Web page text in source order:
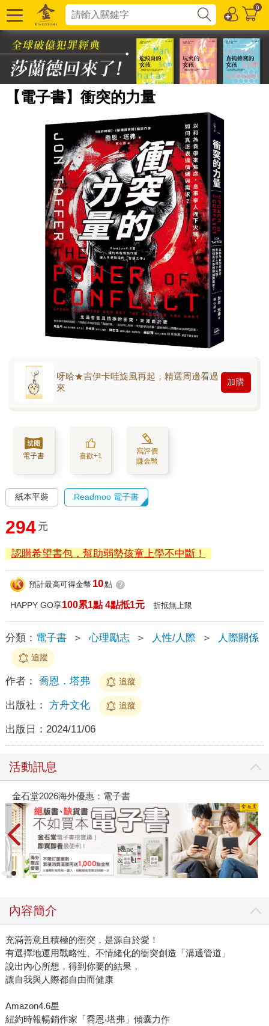
0
【電子書】衝突的力量
呀哈★吉伊卡哇旋風再起，精選周邊看過
來
加購
電子書 喜歡+1
寫評價
賺金幣
紙本平裝 Readmoo 電子書
294 元
認購希望書包，幫助弱勢孩童上學不中斷！
預計最高可得金幣 10點 ?
HAPPY GO享100累1點 4點抵1元 折抵無上限
分類： 電子書 ＞ 心理勵志 ＞ 人性/人際 ＞ 人際關係
追蹤
作者： 喬恩．塔弗 追蹤
出版社： 方舟文化 追蹤
出版日： 2024/11/06
活動訊息
金石堂2026海外優惠：電子書
內容簡介
充滿善意且積極的衝突，是源自於愛！
有選擇地運用戰略性、不情緒化的衝突創造「溝通管道」
說出內心所想，得到你要的結果，
讓自我與人際都自由而健康
Amazon4.6星
紐約時報暢銷作家「喬恩‧塔弗」傾囊力作